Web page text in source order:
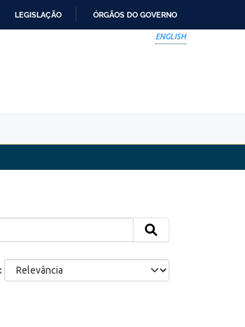
LEGISLAÇÃO ÓRGÃOS DO GOVERNO
ENGLISH